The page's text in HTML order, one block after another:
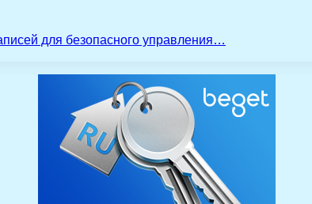
для безопасного управления…